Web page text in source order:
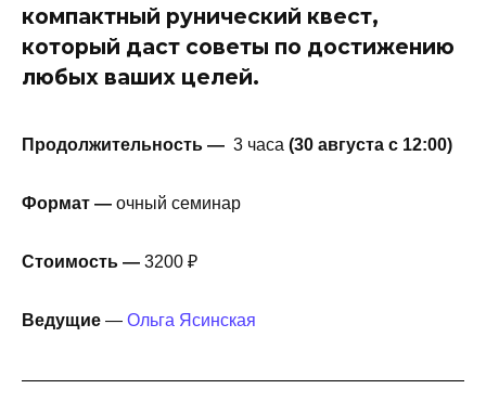
компактный рунический квест,
который даст советы по достижению
любых ваших целей.
Продолжительность — 3 часа (30 августа с 12:00)
Формат — очный семинар
Стоимость — 3200 ₽
Ведущие — Ольга Ясинская